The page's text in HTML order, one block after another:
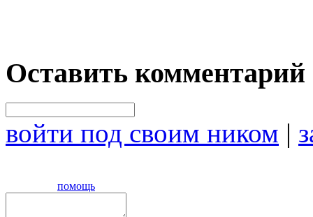
Оставить комментарий
войти под своим ником |
помощь